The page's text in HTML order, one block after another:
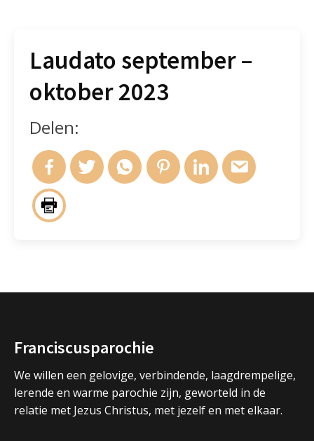
Laudato september –
oktober 2023
Delen:
Franciscusparochie
We willen een gelovige, verbindende, laagdrempelige,
lerende en warme parochie zijn, geworteld in de
relatie met Jezus Christus, met jezelf en met elkaar.